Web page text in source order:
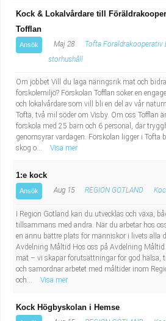
Kock & Lokalvårdare till
Tofflan
Ansök Maj 28 Tofta Föräldrakooperativ
storhushåll
Om jobbet Vill du laga näringsrik mat och
förskolemiljö? Förskolan Tofflan söker en
och lokalvårdare som vill bli en del av vår
Tofta, två mil söder om Visby. Om oss Tofflan
förskola med 25 barn och 6 personal, där
genomsyrar vardagen. Förskolan ligger i Tofta
skog o...
Visa mer
1:e kock
Ansök Aug 15 REGION GOTLAND
I Region Gotland kan du utvecklas och växa,
tillsammans med andra. När du arbetar hos
en ännu bättre plats för människor i livets alla
Avdelning Måltid Hos oss på Avdelning Måltid
mat – vi skapar förutsättningar för god hälsa,
och samordnar arbetet med måltider inom
och...
Visa mer
Kock Högbyskolan i Hemse